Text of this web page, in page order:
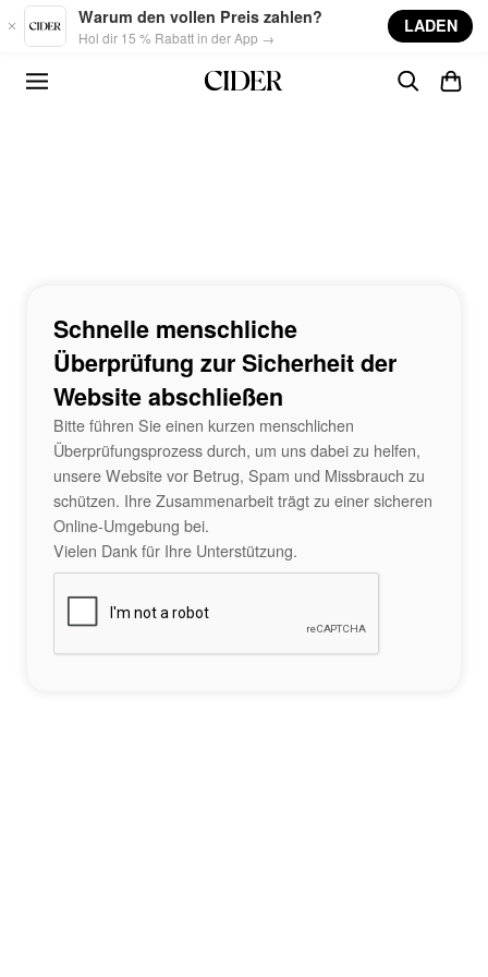
Skip to main content
Warum den vollen Preis zahlen?
Hol dir 15 % Rabatt in der App →
LADEN
Schnelle menschliche
Überprüfung zur Sicherheit der
Website abschließen
Bitte führen Sie einen kurzen menschlichen
Überprüfungsprozess durch, um uns dabei zu helfen,
unsere Website vor Betrug, Spam und Missbrauch zu
schützen. Ihre Zusammenarbeit trägt zu einer sicheren
Online-Umgebung bei.
Vielen Dank für Ihre Unterstützung.